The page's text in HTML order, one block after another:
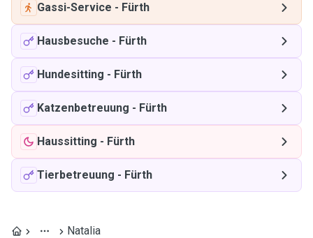
Gassi-Service - Fürth
Hausbesuche - Fürth
Hundesitting - Fürth
Katzenbetreuung - Fürth
Haussitting - Fürth
Tierbetreuung - Fürth
Natalia